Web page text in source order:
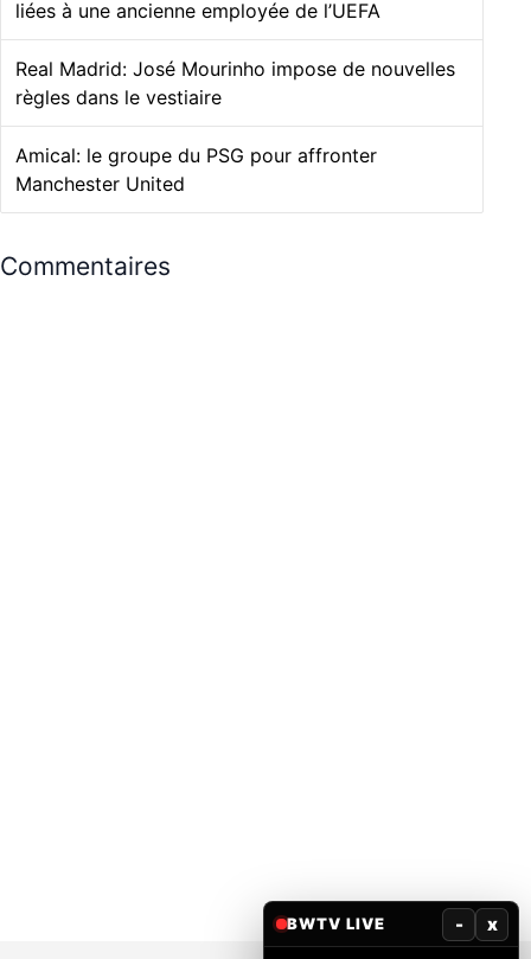
liées à une ancienne employée de l’UEFA
Real Madrid: José Mourinho impose de nouvelles
règles dans le vestiaire
Amical: le groupe du PSG pour affronter
Manchester United
Commentaires
BWTV LIVE - x